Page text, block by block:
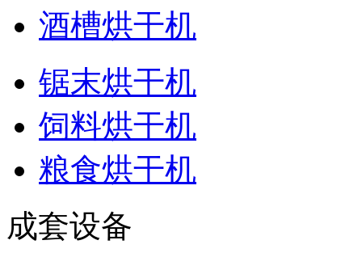
酒槽烘干机
锯末烘干机
饲料烘干机
粮食烘干机
成套设备